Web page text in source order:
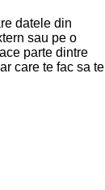
datele din
sau pe o
parte dintre
care te fac sa te